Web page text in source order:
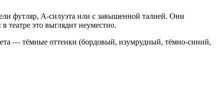
футляр, А-силуэта или с завышенной талией. Они
это выглядит неуместно.
— тёмные оттенки (бордовый, изумрудный, тёмно-синий,